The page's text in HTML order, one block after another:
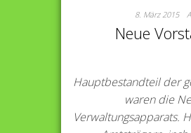
8. März 2015
Neue
Hauptbestandteil der
waren die
Verwaltungsapparats.